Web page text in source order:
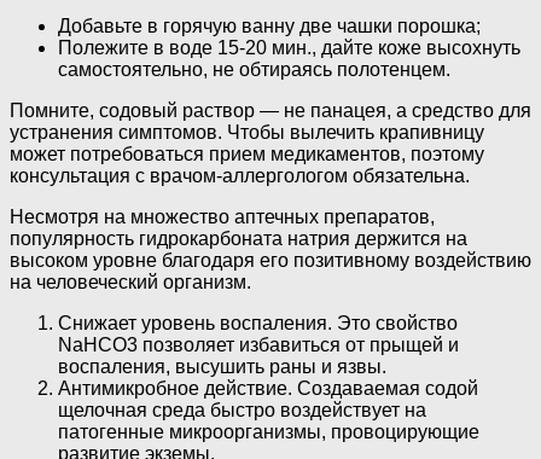
Добавьте в горячую ванну две чашки порошка;
Полежите в воде 15-20 мин., дайте коже высохнуть
самостоятельно, не обтираясь полотенцем.
Помните, содовый раствор — не панацея, а средство для
устранения симптомов. Чтобы вылечить крапивницу
может потребоваться прием медикаментов, поэтому
консультация с врачом-аллергологом обязательна.
Несмотря на множество аптечных препаратов,
популярность гидрокарбоната натрия держится на
высоком уровне благодаря его позитивному воздействию
на человеческий организм.
Снижает уровень воспаления. Это свойство
NaHCO3 позволяет избавиться от прыщей и
воспаления, высушить раны и язвы.
Антимикробное действие. Создаваемая содой
щелочная среда быстро воздействует на
патогенные микроорганизмы, провоцирующие
развитие экземы.